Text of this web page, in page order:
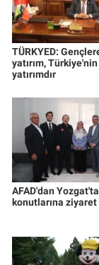
TÜRKYED:
yatırım,
yatırımdır
AFAD'dan
konutlarına ziyaret